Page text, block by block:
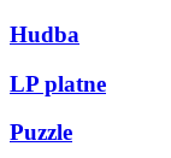
Hudba
LP platne
Puzzle